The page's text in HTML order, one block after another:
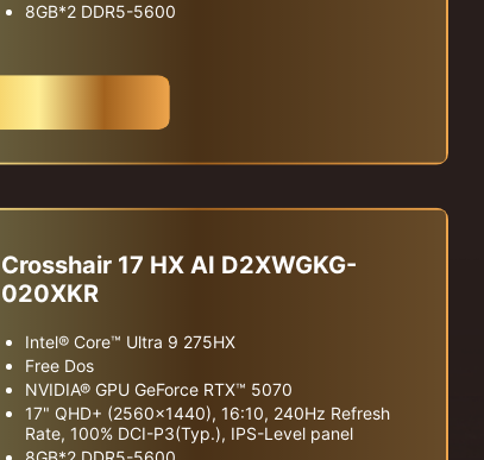
8GB*2 DDR5-5600
Crosshair 17 HX AI D2XWGKG-
020XKR
Intel® Core™ Ultra 9 275HX
Free Dos
NVIDIA® GPU GeForce RTX™ 5070
17" QHD+ (2560x1440), 16:10, 240Hz Refresh
Rate, 100% DCI-P3(Typ.), IPS-Level panel